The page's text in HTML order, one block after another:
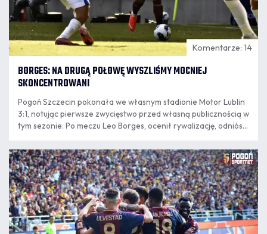
Komentarze: 14
BORGES: NA DRUGĄ POŁOWĘ WYSZLIŚMY MOCNIEJ
SKONCENTROWANI
Pogoń Szczecin pokonała we własnym stadionie Motor Lublin
3:1, notując pierwsze zwycięstwo przed własną publicznością w
tym sezonie. Po meczu Leo Borges, ocenił rywalizację, odniósł
meczu z Jagiellonią oraz zapewnił, że jego stan zdrowia jest
zadowalający. Notował Dominik Markiewicz.
08.08
22:39